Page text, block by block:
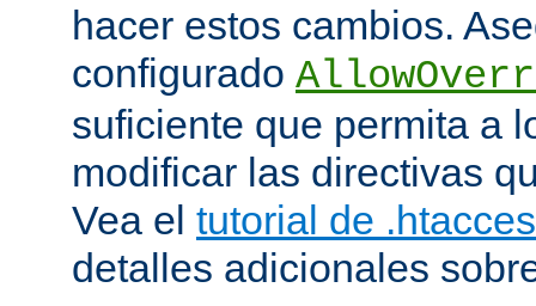
hacer estos cambios.
configurado
suficiente que permita a
modificar las directivas
Vea el tutorial de
detalles adicionales